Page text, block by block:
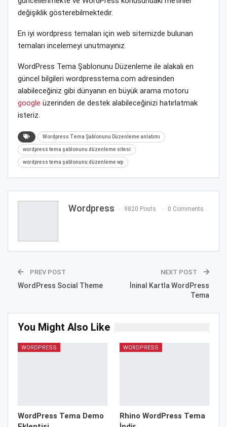
değişiklik gösterebilmektedir.
En iyi wordpress temaları için web sitemizde bulunan
temaları incelemeyi unutmayınız.
WordPress Tema Şablonunu Düzenleme ile alakalı en
güncel bilgileri wordpresstema.com adresinden
alabileceğiniz gibi dünyanın en büyük arama motoru
google üzerinden de destek alabileceğinizi hatırlatmak
isteriz.
Wordpress Tema Şablonunu Düzenleme anlatımı
wordpress tema şablonunu düzenleme sitesi
wordpress tema şablonunu düzenleme wp
Wordpress 9820 Posts 0 Comments
PREV POST
WordPress Social Theme
NEXT POST
İninal Kartla WordPress
Tema
You Might Also Like
WORDPRESS
WordPress Tema Demo
WORDPRESS
Rhino WordPress Tema